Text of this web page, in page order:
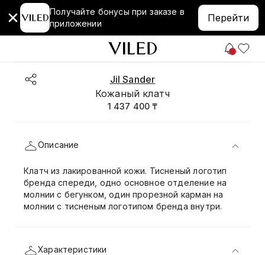
Получайте бонусы при заказе в
приложении
Перейти
Jil Sander
Кожаный клатч
1 437 400 ₸
Описание
Клатч из лакированной кожи. Тисненый логотип
бренда спереди, одно основное отделение на
молнии с бегунком, один прорезной карман на
молнии с тисненым логотипом бренда внутри.
Характеристики